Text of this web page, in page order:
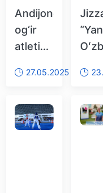
Andijonda
og‘ir
atletika
musobaqalar
27.05.2025